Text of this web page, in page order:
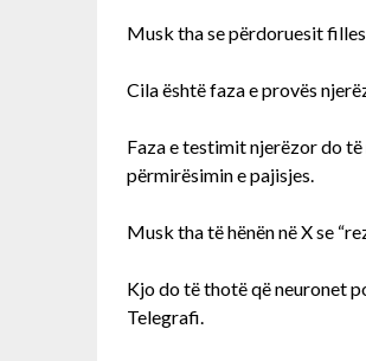
Musk tha se përdoruesit
Cila është faza e provës
Faza e testimit njerëzor do
përmirësimin e pajisjes.
Musk tha të hënën në X se
Kjo do të thotë që neuronet
Telegrafi.